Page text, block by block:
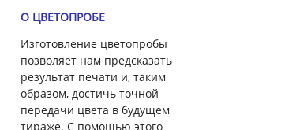
О ЦВЕТОПРОБЕ
Изготовление цветопробы
позволяет нам предсказать
результат печати и, таким
образом, достичь точной
передачи цвета в будущем
тираже. С помощью этого